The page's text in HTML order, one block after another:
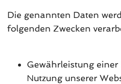
Die genannten Daten
folgenden Zwecken
Gewährleistung
Nutzung unserer